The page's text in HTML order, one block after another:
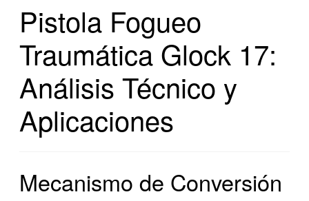
Pistola Fogueo
Traumática Glock 17:
Análisis Técnico y
Aplicaciones
Mecanismo de Conversión